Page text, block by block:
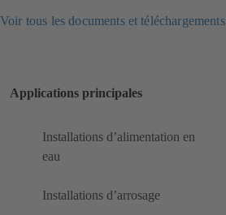
Voir tous les documents et téléchargements
Applications principales
Installations d’alimentation en
eau
Installations d’arrosage